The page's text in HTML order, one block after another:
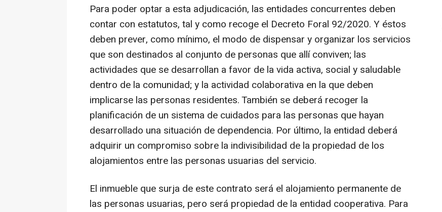
Para poder optar a esta adjudicación, las entidades concurrentes deben
contar con estatutos, tal y como recoge el Decreto Foral 92/2020. Y éstos
deben prever, como mínimo, el modo de dispensar y organizar los servicios
que son destinados al conjunto de personas que allí conviven; las
actividades que se desarrollan a favor de la vida activa, social y saludable
dentro de la comunidad; y la actividad colaborativa en la que deben
implicarse las personas residentes. También se deberá recoger la
planificación de un sistema de cuidados para las personas que hayan
desarrollado una situación de dependencia. Por último, la entidad deberá
adquirir un compromiso sobre la indivisibilidad de la propiedad de los
alojamientos entre las personas usuarias del servicio.
El inmueble que surja de este contrato será el alojamiento permanente de
las personas usuarias, pero será propiedad de la entidad cooperativa. Para